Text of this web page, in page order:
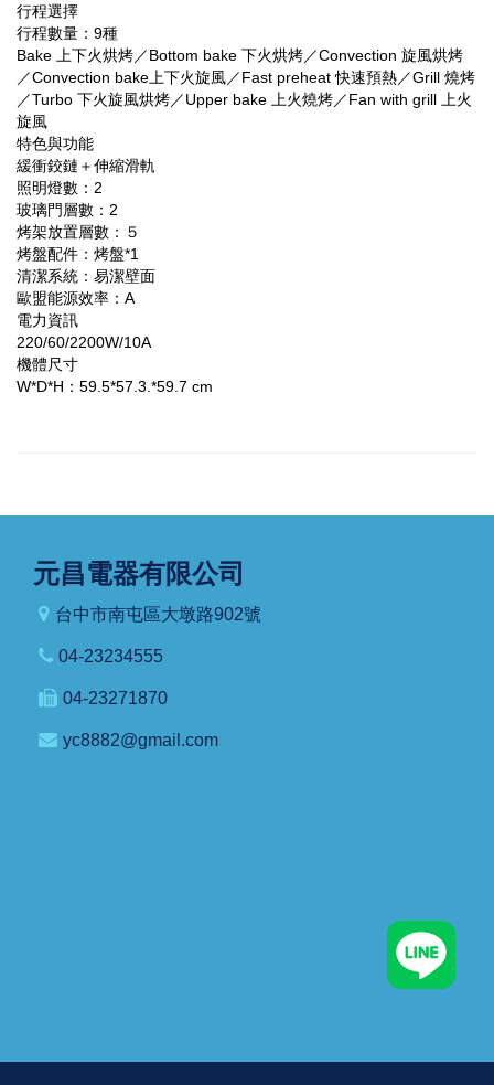
行程選擇
行程數量：9種
Bake 上下火烘烤／Bottom bake 下火烘烤／Convection 旋風烘烤
／Convection bake上下火旋風／Fast preheat 快速預熱／Grill 燒烤
／Turbo 下火旋風烘烤／Upper bake 上火燒烤／Fan with grill 上火
旋風
特色與功能
緩衝鉸鏈＋伸縮滑軌
照明燈數：2
玻璃門層數：2
烤架放置層數：５
烤盤配件：烤盤*1
清潔系統：易潔壁面
歐盟能源效率：A
電力資訊
220/60/2200W/10A
機體尺寸
W*D*H：59.5*57.3.*59.7 cm
元昌電器有限公司
台中市南屯區大墩路902號
04-23234555
04-23271870
yc8882@gmail.com